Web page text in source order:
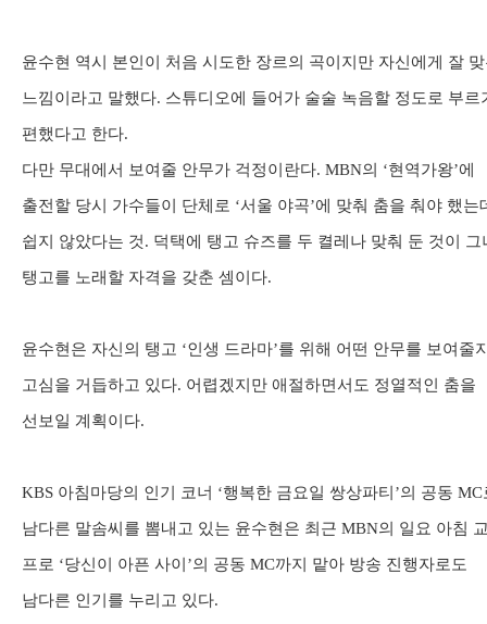
윤수현 역시 본인이 처음 시도한 장르의 곡이지만 자신에게 잘
느낌이라고 말했다. 스튜디오에 들어가 술술 녹음할 정도로 부르
편했다고 한다.
다만 무대에서 보여줄 안무가 걱정이란다. MBN의 ‘현역가왕’에
출전할 당시 가수들이 단체로 ‘서울 야곡’에 맞춰 춤을 춰야 했는
쉽지 않았다는 것. 덕택에 탱고 슈즈를 두 켤레나 맞춰 둔 것이 그
탱고를 노래할 자격을 갖춘 셈이다.
윤수현은 자신의 탱고 ‘인생 드라마’를 위해 어떤 안무를 보여줄
고심을 거듭하고 있다. 어렵겠지만 애절하면서도 정열적인 춤을
선보일 계획이다.
KBS 아침마당의 인기 코너 ‘행복한 금요일 쌍상파티 ’의 공동 MC
남다른 말솜씨를 뽐내고 있는 윤수현은 최근 MBN의 일요 아침
프로 ‘당신이 아픈 사이 ’의 공동 MC까지 맡아 방송 진행자로도
남다른 인기를 누리고 있다.